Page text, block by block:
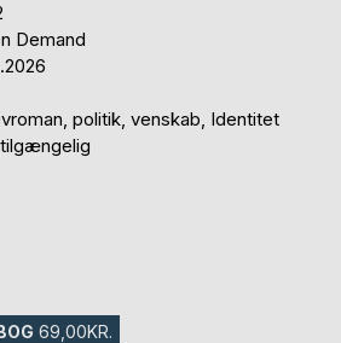
Demand
politik, venskab, Identitet
69,00KR.